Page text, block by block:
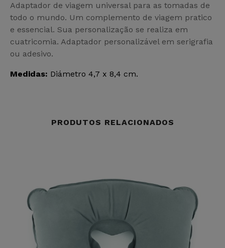
Adaptador de viagem universal para as tomadas de
todo o mundo. Um complemento de viagem pratico
e essencial. Sua personalização se realiza em
cuatricomia. Adaptador personalizável em serigrafia
ou adesivo.
Medidas: Diámetro 4,7 x 8,4 cm.
PRODUTOS RELACIONADOS